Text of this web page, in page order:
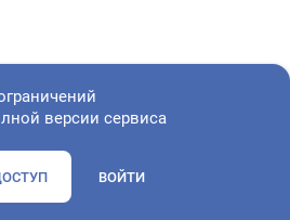
компании
версии сервиса
ВОЙТИ